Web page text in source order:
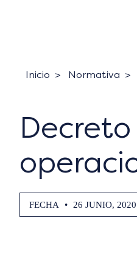
Inicio Normativa
FECHA • 26 JUNIO, 2020